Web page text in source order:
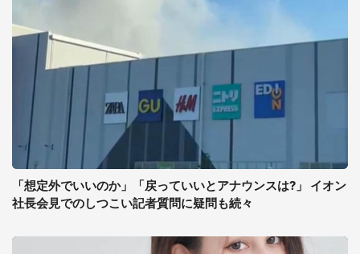
「想定外でいいのか」「戻っていいとアナウンスは?」 イオン
社長会見でのしつこい記者質問に疑問も続々